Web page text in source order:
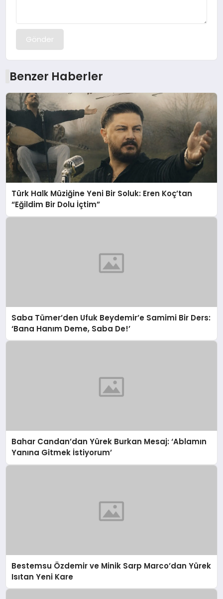
Gönder
Benzer Haberler
Türk Halk Müziğine Yeni Bir Soluk: Eren Koç’tan
“Eğildim Bir Dolu İçtim”
Saba Tümer’den Ufuk Beydemir’e Samimi Bir Ders:
‘Bana Hanım Deme, Saba De!’
Bahar Candan’dan Yürek Burkan Mesaj: ‘Ablamın
Yanına Gitmek İstiyorum’
Bestemsu Özdemir ve Minik Sarp Marco’dan Yürek
Isıtan Yeni Kare